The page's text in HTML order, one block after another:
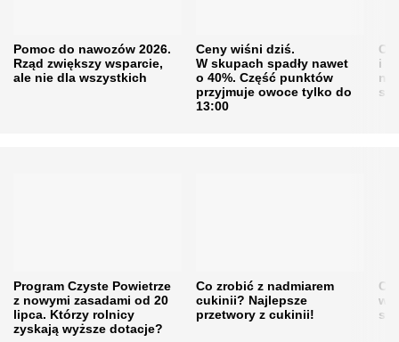
Pomoc do nawozów 2026.
Rząd zwiększy wsparcie,
ale nie dla wszystkich
Ceny wiśni dziś.
W skupach spadły nawet
o 40%. Część punktów
przyjmuje owoce tylko do
13:00
i
Program Czyste Powietrze
z nowymi zasadami od 20
lipca. Którzy rolnicy
zyskają wyższe dotacje?
Co zrobić z nadmiarem
cukinii? Najlepsze
przetwory z cukinii!
w